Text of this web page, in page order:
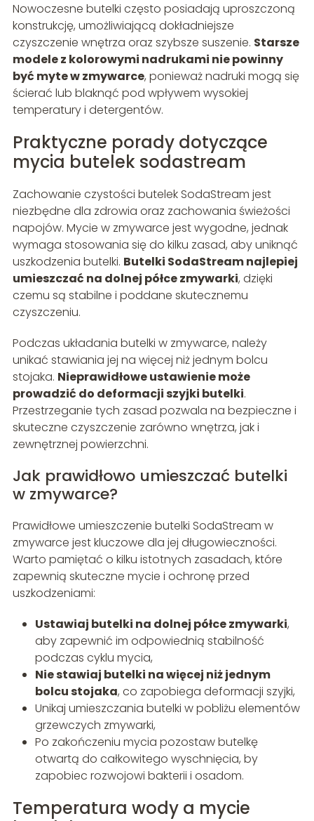
Nowoczesne butelki często posiadają uproszczoną
konstrukcję, umożliwiającą dokładniejsze
czyszczenie wnętrza oraz szybsze suszenie. Starsze
modele z kolorowymi nadrukami nie powinny
być myte w zmywarce, ponieważ nadruki mogą się
ścierać lub blaknąć pod wpływem wysokiej
temperatury i detergentów.
Praktyczne porady dotyczące
mycia butelek sodastream
Zachowanie czystości butelek SodaStream jest
niezbędne dla zdrowia oraz zachowania świeżości
napojów. Mycie w zmywarce jest wygodne, jednak
wymaga stosowania się do kilku zasad, aby uniknąć
uszkodzenia butelki. Butelki SodaStream najlepiej
umieszczać na dolnej półce zmywarki, dzięki
czemu są stabilne i poddane skutecznemu
czyszczeniu.
Podczas układania butelki w zmywarce, należy
unikać stawiania jej na więcej niż jednym bolcu
stojaka. Nieprawidłowe ustawienie może
prowadzić do deformacji szyjki butelki.
Przestrzeganie tych zasad pozwala na bezpieczne i
skuteczne czyszczenie zarówno wnętrza, jak i
zewnętrznej powierzchni.
Jak prawidłowo umieszczać butelki
w zmywarce?
Prawidłowe umieszczenie butelki SodaStream w
zmywarce jest kluczowe dla jej długowieczności.
Warto pamiętać o kilku istotnych zasadach, które
zapewnią skuteczne mycie i ochronę przed
uszkodzeniami:
Ustawiaj butelki na dolnej półce zmywarki,
aby zapewnić im odpowiednią stabilność
podczas cyklu mycia,
Nie stawiaj butelki na więcej niż jednym
bolcu stojaka, co zapobiega deformacji szyjki,
Unikaj umieszczania butelki w pobliżu elementów
grzewczych zmywarki,
Po zakończeniu mycia pozostaw butelkę
otwartą do całkowitego wyschnięcia, by
zapobiec rozwojowi bakterii i osadom.
Temperatura wody a mycie